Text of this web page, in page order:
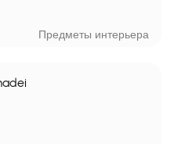
Предметы интерьера